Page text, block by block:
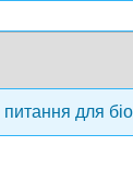
для